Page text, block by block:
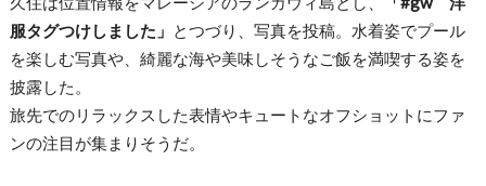
服タグつけしました」 とつづり、写真を投稿。水着姿でプール
を楽しむ写真や、綺麗な海や美味しそうなご飯を満喫する姿を
披露した。
旅先でのリラックスした表情やキュートなオフショットにファ
ンの注目が集まりそうだ。